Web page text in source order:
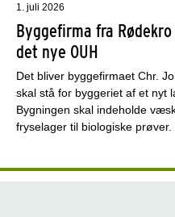
1. juli 2026
Byggefirma fra
det nye OUH
Det bliver byggefirmaet Chr.
skal stå for byggeriet af et nyt
Bygningen skal indeholde
fryselager til biologiske prøver.